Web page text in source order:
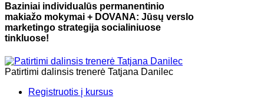
Baziniai individualūs permanentinio
makiažo mokymai + DOVANA: Jūsų verslo
marketingo strategija socialiniuose
tinkluose!
Patirtimi dalinsis trenerė Tatjana Danilec
Registruotis į kursus